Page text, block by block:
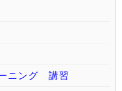
ニング 講習